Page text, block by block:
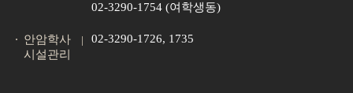
02-3290-1754 (여학생동)
안암학사
시설관리
02-3290-1726, 1735